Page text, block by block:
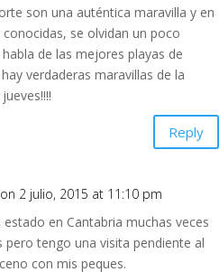
son una auténtica maravilla y en
se olvidan un poco
de las mejores playas de
verdaderas maravillas de la
Reply
on 2 julio, 2015 at 11:10 pm
en Cantabria muchas veces
pero tengo una visita pendiente al
con mis peques.